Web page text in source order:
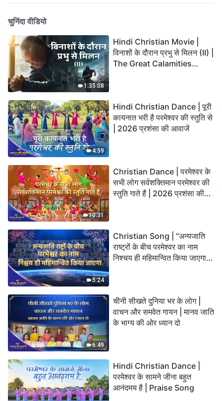
चुनिंदा वीडियो
1:35:08
Hindi Christian Movie |
विनाशों के दौरान प्रभु से मिलन (II) |
The Great Calamities
4:59
Hindi Christian Dance | पूरी
कायनात भरी है परमेश्वर की स्तुति से
| 2026 प्रशंसा की आवाजें
10:31
Christian Dance | परमेश्वर के
सभी लोग सर्वशक्तिमान परमेश्वर की
स्तुति गाते हैं | 2026 प्रशंसा की
5:24
Christian Song | "अन्यजाति
राष्ट्रों के बीच परमेश्वर का नाम
निश्चय ही महिमान्वित किया जाएगा" |
6:49
चीनी सीखते दुनिया भर के लोग |
वाचन और समवेत गायन | मानव जाति
के भाग्य की ओर ध्यान दो
Hindi Christian Dance |
परमेश्वर के सामने जीना बहुत
आनंदमय है | Praise Song